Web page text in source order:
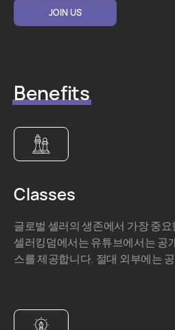
JOIN US
Benefits
Classes
글로벌 셀러의 생존에서 가장 중
셀러킹덤에서는 유튜브에서는 공
스를 제공합니다. 절대 외부에는